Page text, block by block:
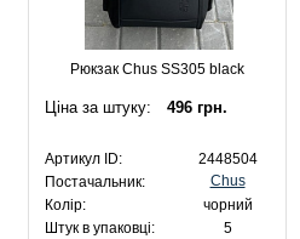
Рюкзак Chus SS305 black
Ціна за штуку: 496 грн.
Артикул ID:
2448504
Постачальник:
Chus
Колір:
чорний
Штук в упаковці:
5